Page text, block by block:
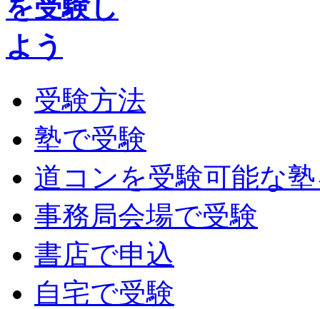
受験方法
塾で受験
道コンを受験可能な
事務局会場で受験
書店で申込
自宅で受験